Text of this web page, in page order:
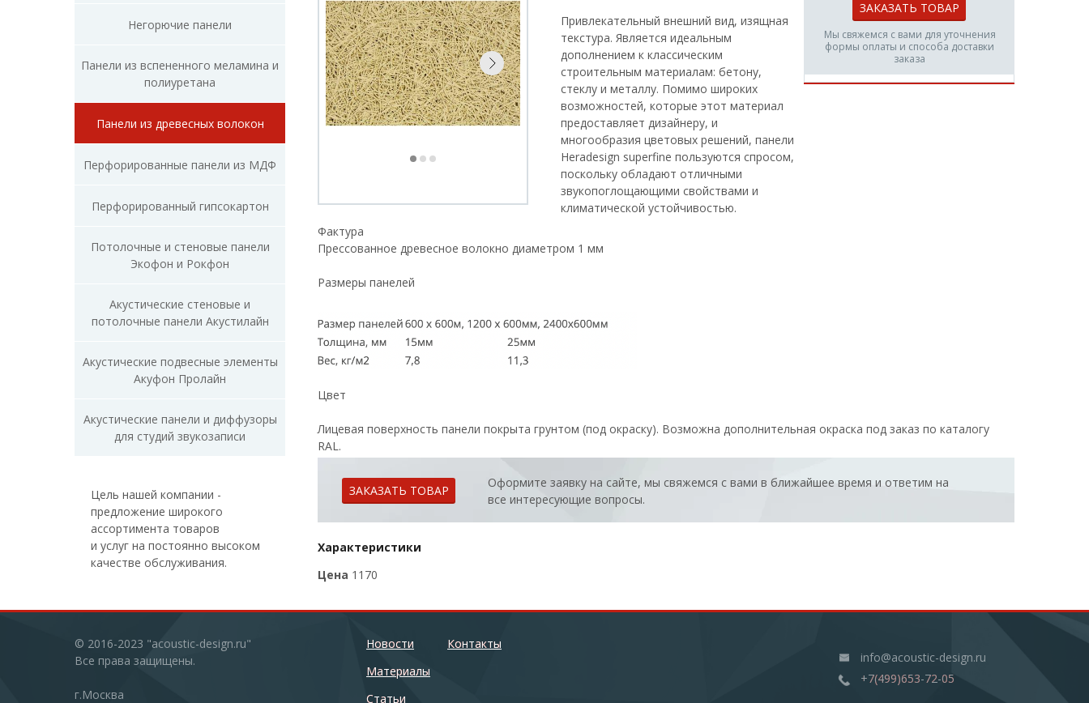
Цель нашей компании -
предложение широкого
ассортимента товаров
и услуг на постоянно высоком
качестве обслуживания.
Фактура
Прессованное древесное волокно диаметром 1 мм
Размеры панелей
Акустические подвесные элементы
Акуфон Пролайн
Акустические стеновые и
потолочные панели Акустилайн
Потолочные и стеновые панели
Экофон и Рокфон
Перфорированный гипсокартон
Перфорированные панели из МДФ
Панели из древесных волокон
Панели из вспененного меламина и
полиуретана
Негорючие панели
Привлекательный внешний вид, изящная
текстура. Является идеальным
дополнением к классическим
строительным материалам: бетону,
стеклу и металлу. Помимо широких
возможностей, которые этот материал
предоставляет дизайнеру, и
многообразия цветовых решений, панели
Heradesign superfine пользуются спросом,
поскольку обладают отличными
звукопоглощающими свойствами и
климатической устойчивостью.
ЗАКАЗАТЬ ТОВАР
Мы свяжемся с вами для уточнения
формы оплаты и способа доставки
заказа
Характеристики
Цена 1170
Цвет
Лицевая поверхность панели покрыта грунтом (под окраску). Возможна дополнительная окраска под заказ по каталогу
RAL.
Акустические панели и диффузоры
для студий звукозаписи
ЗАКАЗАТЬ ТОВАР
Оформите заявку на сайте, мы свяжемся с вами в ближайшее время и ответим на
все интересующие вопросы.
info@acoustic-design.ru
Новости
Новости Контакты
Контакты
Материалы
Материалы
Статьи
Статьи
+7(499)653-72-05
+7(499)653-72-05
© 2016-2023 "acoustic-design.ru"
Все права защищены.
г.Москва